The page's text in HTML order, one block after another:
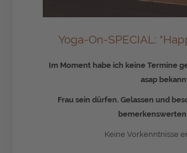
Yoga-On-SPECIAL:
Im Moment habe ich keine Termine
asap
Frau sein dürfen. Gelassen und
Keine Vorkenntnisse